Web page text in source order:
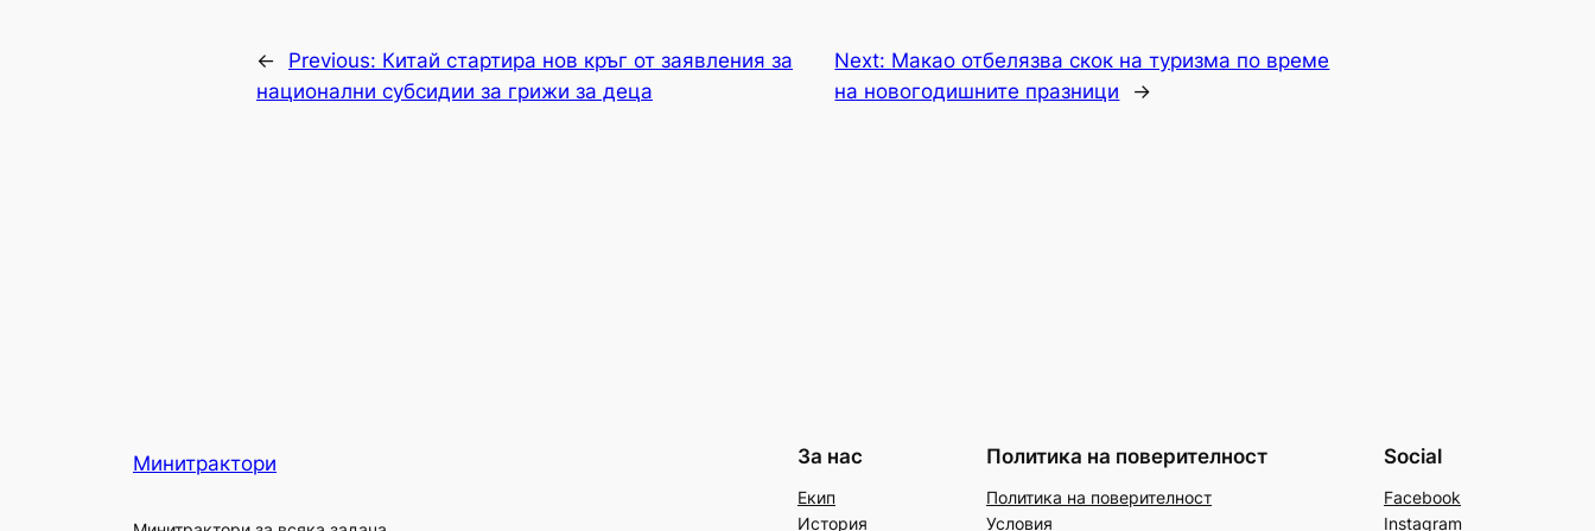
← Previous: Китай стартира нов кръг от заявления за
национални субсидии за грижи за деца
Next: Макао отбелязва скок на туризма по време
на новогодишните празници
→
Минитрактори За нас
Екип
История
Политика на поверителност
Политика на поверителност
Условия
Social
Facebook
Instagram